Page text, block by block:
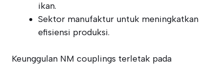
ikan.
Sektor manufaktur untuk meningkatkan
efisiensi produksi.
Keunggulan NM couplings terletak pada